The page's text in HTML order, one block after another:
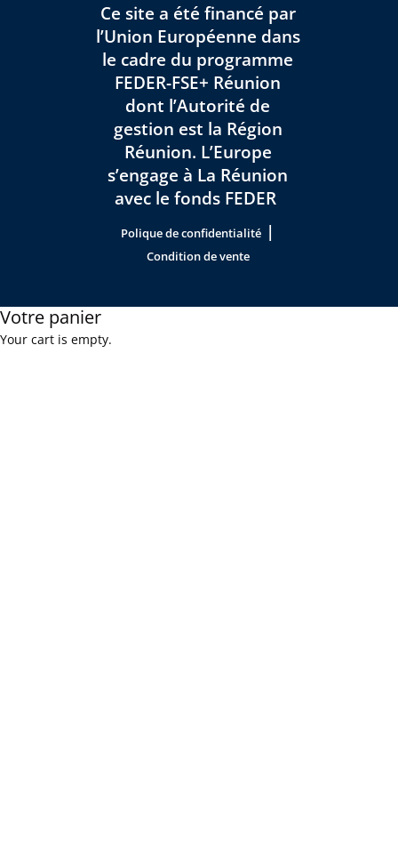
Ce site a été financé par
l’Union Européenne dans
le cadre du programme
FEDER-FSE+ Réunion
dont l’Autorité de
gestion est la Région
Réunion. L’Europe
s’engage à La Réunion
avec le fonds FEDER
Polique de confidentialité |
Condition de vente
Votre panier
Your cart is empty.